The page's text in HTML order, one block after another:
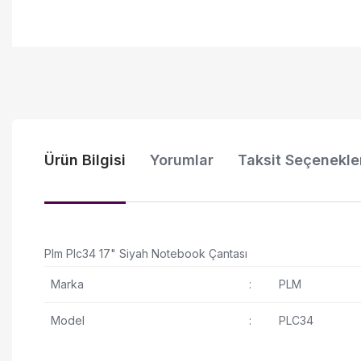
Ürün Bilgisi Yorumlar Taksit
Plm Plc34 17" Siyah Notebook Çantası
Marka : PLM
Model : PLC34